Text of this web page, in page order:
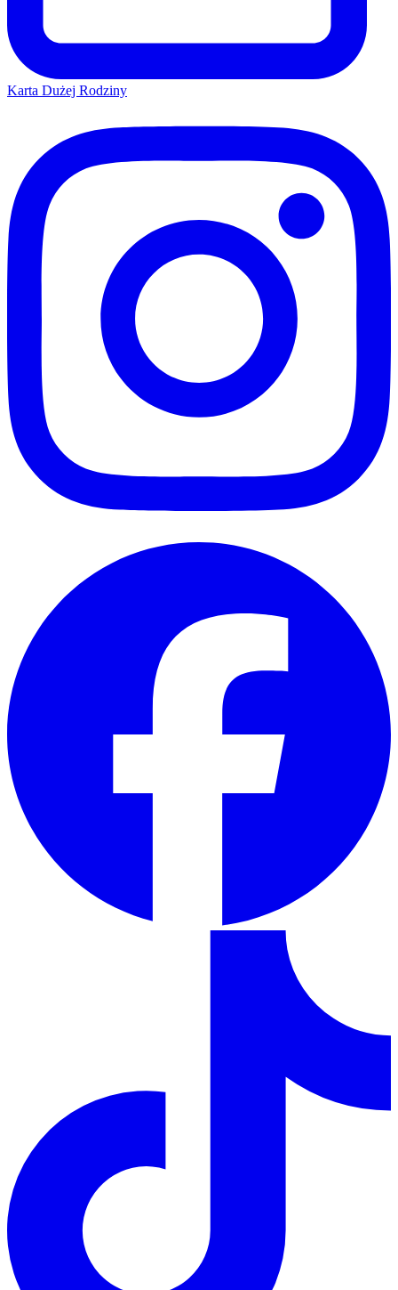
Karta Dużej Rodziny